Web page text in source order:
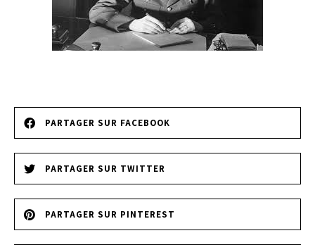
PARTAGER SUR FACEBOOK
PARTAGER SUR TWITTER
PARTAGER SUR PINTEREST